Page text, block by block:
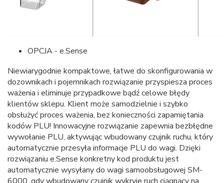
OPCJA - e.Sense
Niewiarygodnie kompaktowe, łatwe do skonfigurowania w
dozownikach i pojemnikach rozwiązanie przyspiesza proces
ważenia i eliminuje przypadkowe bądź celowe błędy
klientów sklepu. Klient może samodzielnie i szybko
obsłużyć proces ważenia, bez konieczności zapamiętania
kodów PLU! Innowacyjne rozwiązanie zapewnia bezbłędne
wywołanie PLU, aktywując wbudowany czujnik ruchu, który
automatycznie przesyła informacje PLU do wagi. Dzięki
rozwiązaniu e.Sense konkretny kod produktu jest
automatycznie wysyłany do wagi samoobsługowej SM-